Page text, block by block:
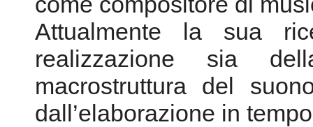
Attualmente la sua
realizzazione sia
macrostruttura del
dall’elaborazione in